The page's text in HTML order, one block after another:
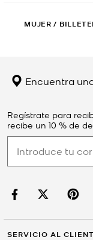
MUJER /
Encuentra
Regístrate para
recibe un 10 % de
SERVICIO AL